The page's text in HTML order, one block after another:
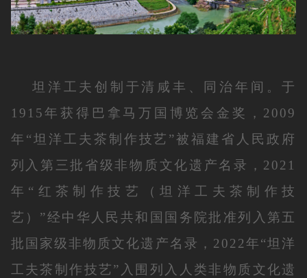
坦洋工夫创制于清咸丰、同治年间。于
1915年获得巴拿马万国博览会金奖，2009
年“坦洋工夫茶制作技艺”被福建省人民政府
列入第三批省级非物质文化遗产名录，2021
年“红茶制作技艺（坦洋工夫茶制作技
艺）”经中华人民共和国国务院批准列入第五
批国家级非物质文化遗产名录，2022年“坦洋
工夫茶制作技艺”入围列入人类非物质文化遗